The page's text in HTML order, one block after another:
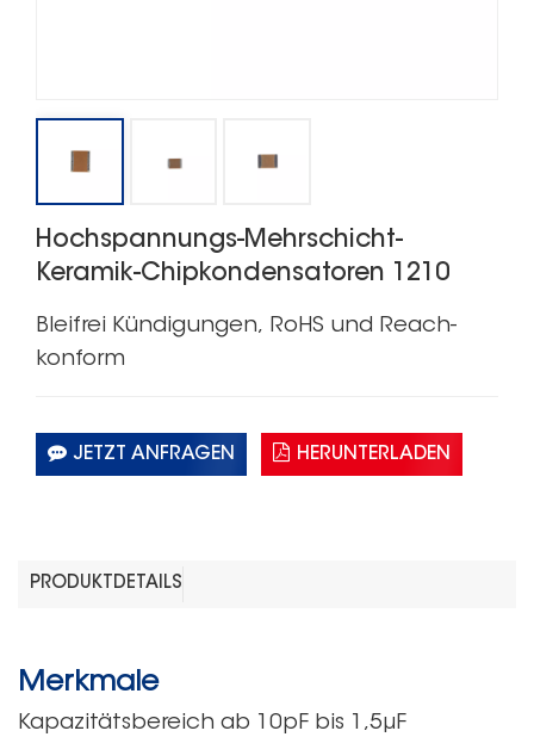
Hochspannungs-Mehrschicht-
Keramik-Chipkondensatoren 1210
Bleifrei Kündigungen, RoHS und Reach-
konform
JETZT ANFRAGEN HERUNTERLADEN
PRODUKTDETAILS
Merkmale
Kapazitätsbereich ab 10pF bis 1,5μF